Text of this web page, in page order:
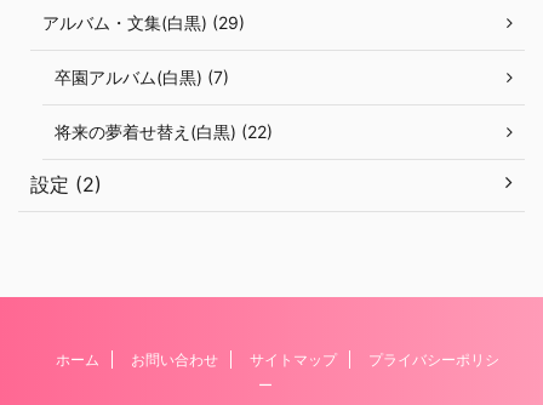
アルバム・文集(白黒) (29)
卒園アルバム(白黒) (7)
将来の夢着せ替え(白黒) (22)
設定 (2)
ホーム お問い合わせ サイトマップ
プライバシーポリシ
ー